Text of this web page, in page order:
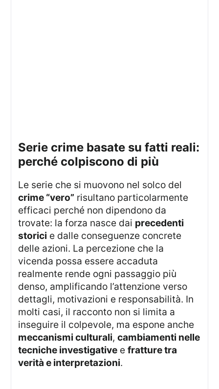
serie crime basate su fatti reali:
perché colpiscono di più
Le serie che si muovono nel solco del
crime “vero” risultano particolarmente
efficaci perché non dipendono da
trovate: la forza nasce dai precedenti
storici e dalle conseguenze concrete
delle azioni. La percezione che la
vicenda possa essere accaduta
realmente rende ogni passaggio più
denso, amplificando l’attenzione verso
dettagli, motivazioni e responsabilità. In
molti casi, il racconto non si limita a
inseguire il colpevole, ma espone anche
meccanismi culturali,cambiamenti nelle
tecniche investigative efratture tra
verità e interpretazioni.